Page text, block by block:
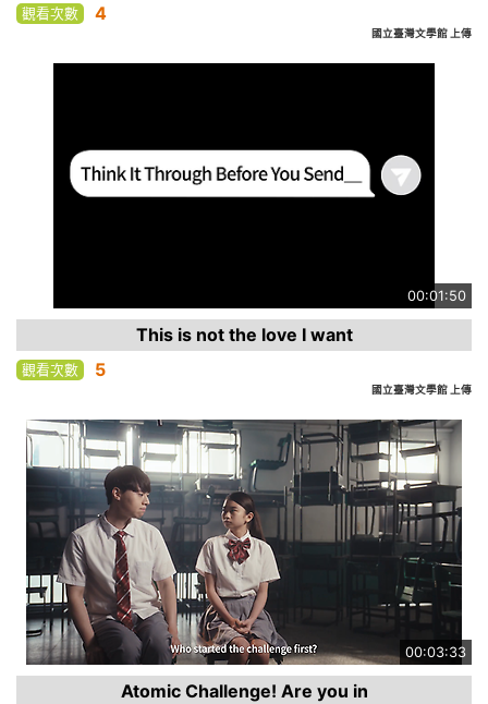
觀看次數 4
國立臺灣文學館 上傳
00:01:50
This is not the love I want
觀看次數 5
國立臺灣文學館 上傳
00:03:33
Atomic Challenge! Are you in